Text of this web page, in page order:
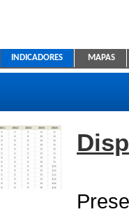
Educativa
INDICADORES MAPAS